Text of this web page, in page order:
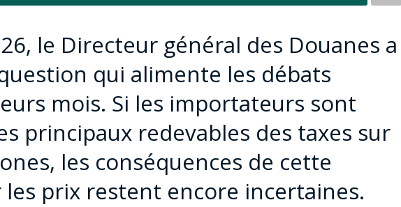
le Directeur général des Douanes a
qui alimente les débats
mois. Si les importateurs sont
principaux redevables des taxes sur
les conséquences de cette
prix restent encore incertaines.